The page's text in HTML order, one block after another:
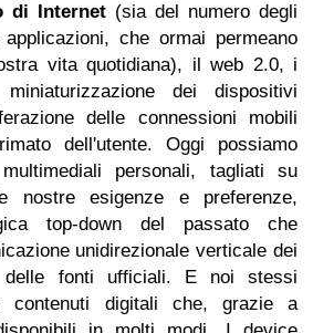
di Internet (sia del numero degli
che ormai permeano
vita quotidiana), il web 2.0, i
dei dispositivi
delle connessioni mobili
dell'utente. Oggi possiamo
personali, tagliati su
nostre esigenze e preferenze,
top-down del passato che
unidirezionale verticale dei
delle fonti ufficiali. E noi stessi
contenuti digitali che, grazie a